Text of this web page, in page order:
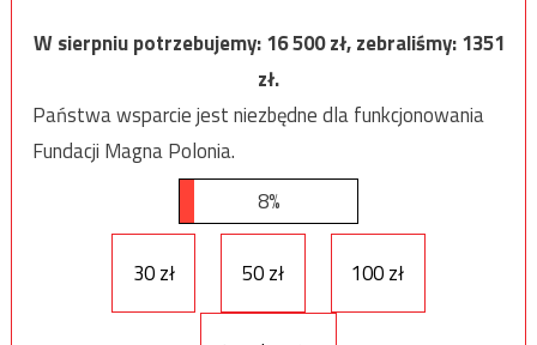
W sierpniu potrzebujemy:16 500zł, zebraliśmy:1351
zł.
Państwa wsparcie jest niezbędne dla funkcjonowania
Fundacji Magna Polonia.
8%
30 zł 50 zł 100 zł